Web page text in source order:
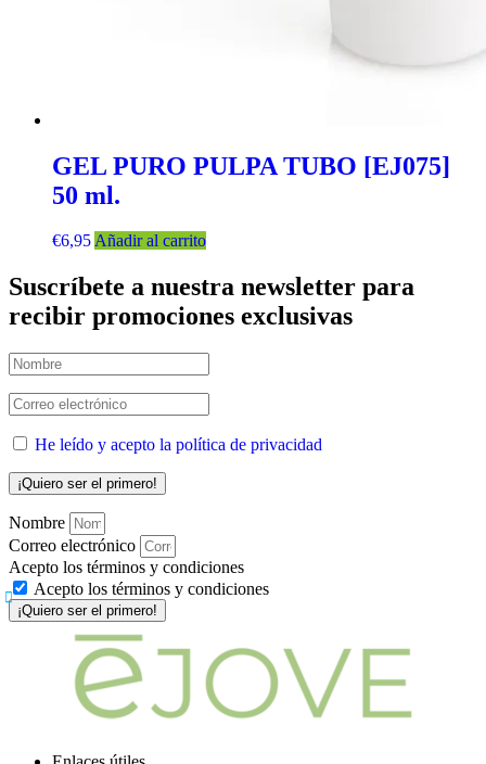
GEL PURO PULPA TUBO [EJ075]
50 ml.
€6,95Añadir al carrito
Suscríbete a nuestra newsletter para
recibir promociones exclusivas
He leído y acepto la política de privacidad
Nombre
Correo electrónico
Acepto los términos y condiciones
Acepto los términos y condiciones
¡Quiero ser el primero!